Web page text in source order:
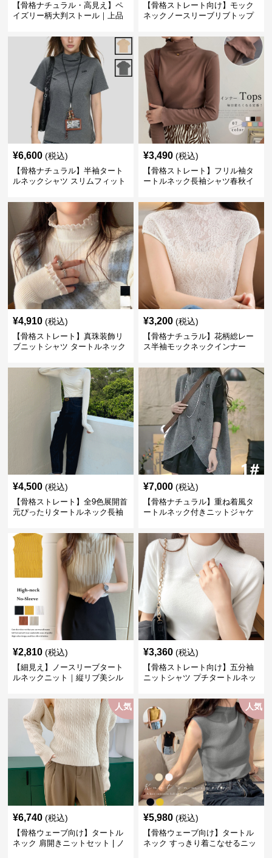
【骨格ナチュラル・高見え】ペ
イズリー柄大判ストール｜上品
【骨格ストレート向け】モック
ネックノースリーブリブトップ
¥6,600 (税込)
【骨格ナチュラル】半袖タート
ルネックシャツ スリムフィット
¥3,490 (税込)
【骨格ストレート】フリル袖タ
ートルネック長袖シャツ春秋イ
¥4,910 (税込)
【骨格ストレート】真珠装飾リ
ブニットシャツ タートルネック
¥3,200 (税込)
【骨格ナチュラル】花柄総レー
ス半袖モックネックインナー
¥4,500 (税込)
【骨格ストレート】全9色展開首
元ぴったりタートルネック長袖
¥7,000 (税込)
【骨格ナチュラル】重ね着風タ
ートルネック付きニットジャケ
¥2,810 (税込)
【細見え】ノースリーブタート
ルネックニット｜縦リブ美シル
¥3,360 (税込)
【骨格ストレート向け】五分袖
ニットシャツ プチタートルネッ
人気
¥6,740 (税込)
【骨格ウェーブ向け】タートル
ネック 肩開きニットセット | ノ
人気
¥5,980 (税込)
【骨格ウェーブ向け】タートル
ネック すっきり着こなせるニッ